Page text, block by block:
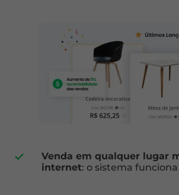
Venda em qualquer lugar
internet: o sistema